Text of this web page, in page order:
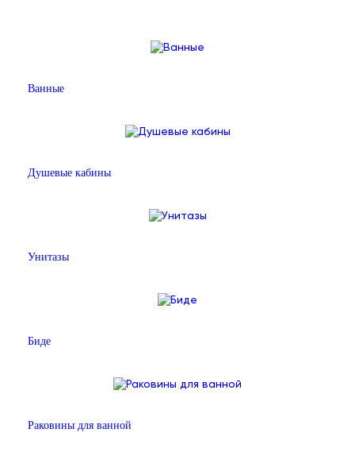
Ванные
Душевые кабины
Унитазы
Биде
Раковины для ванной